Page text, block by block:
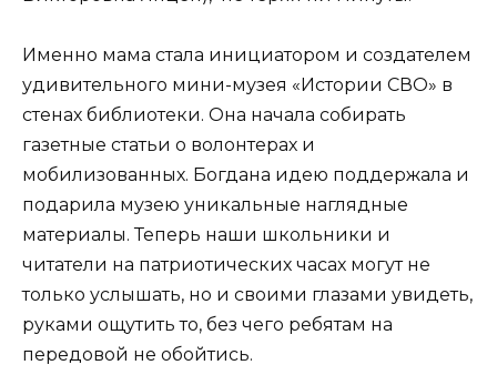
Именно мама стала инициатором и создателем
удивительного мини-музея «Истории СВО» в
стенах библиотеки. Она начала собирать
газетные статьи о волонтерах и
мобилизованных. Богдана идею поддержала и
подарила музею уникальные наглядные
материалы. Теперь наши школьники и
читатели на патриотических часах могут не
только услышать, но и своими глазами увидеть,
руками ощутить то, без чего ребятам на
передовой не обойтись.